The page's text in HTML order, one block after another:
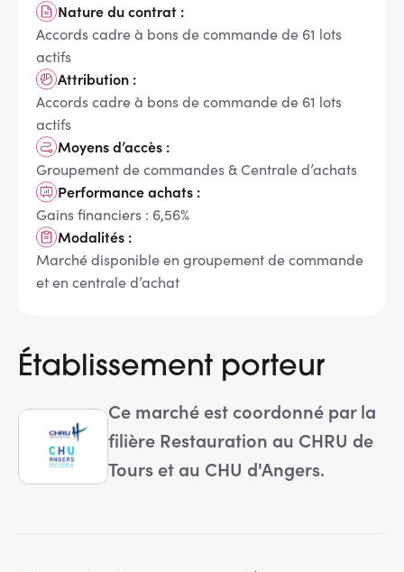
Nature du contrat :
Accords cadre à bons de commande de 61 lots
actifs
Attribution :
Accords cadre à bons de commande de 61 lots
actifs
Moyens d’accès :
Groupement de commandes & Centrale d’achats
Performance achats :
Gains financiers : 6,56%
Modalités :
Marché disponible en groupement de commande
et en centrale d’achat
Établissement porteur
Ce marché est coordonné par la
filière Restauration au CHRU de
Tours et au CHU d'Angers.